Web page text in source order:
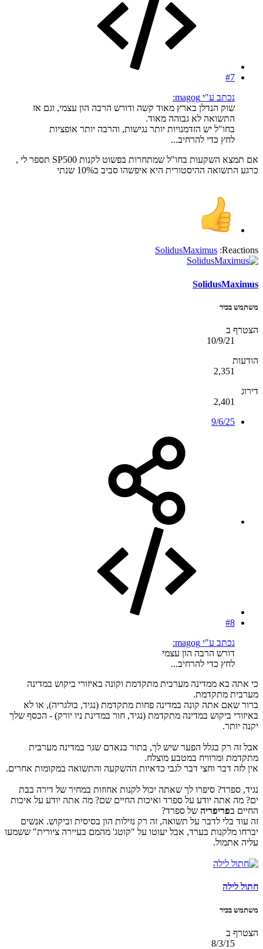
#7
נכתב ע"י magog:
שוק הנדלן בארץ מאוד קשה ודורש הרבה הון עצמי, וגם אז
התשואה לא גבוהה מאוד.
בחו"ל יש הזדמנויות יותר נגישות, והרבה יותר אופציות
לחץ כדי להרחיב...
אם תמצא השקעות בחו"ל שמתחרות בפשוט לקנות SP500 תספר לי ,
כרגע התשואה ההיסטורית היא איפשהו סביב ב10% שנתי
Reactions:
SolidusMaximus
SolidusMaximus
משתמש בכיר
הצטרף ב
10/9/21
הודעות
2,351
דירוג
2,401
9/6/25
#8
נכתב ע"י magog:
דורש הרבה הון עצמי
לחץ כדי להרחיב...
כי אתה בא ממדינה מערבית מתקדמת וקונה באיזורי ביקוש במדינה
מערבית מתקדמת.
ברור שאם אתה קונה במדינה פחות מתקדמת (נגיד, בולגריה), או לא
באיזורי ביקוש במדינה מתקדמת (נגיד, חור במדינת ניו יורק) - הכסף שלך
יקנה יותר.
אבל זה רק בגלל הפער שיש לך, בתור בנאדם שגר במדינה מערבית
מתקדמת ומרוויח במטבע מוצלח.
אין לזה דבר וחצי דבר לגבי כדאיות ההשקעה והתשואה במקומות אחרים.
נגיד, ספרד? סיפרו לך שאתה יכול לקנות אחוזות במחיר של דירה בבת
ים? מה אתה יודע על ספרד ואיכות החיים שם? מה אתה יודע על איכות
החיים בפריפריה של ספרד?
זה עוד בלי לדבר על תשואה, זה רק נזילות הון בסיסית וביקוש. אנשים
יברחו מלקנות בערד, אבל יעוטו על "קוטג' מהמם בעיירה ציורית" ששמעו
עליה אתמול.
חתול לילה
משתמש בכיר
הצטרף ב
8/3/15